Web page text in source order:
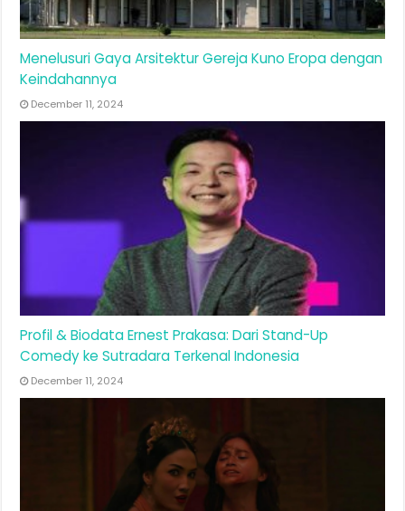
Menelusuri Gaya Arsitektur Gereja Kuno Eropa dengan
Keindahannya
December 11, 2024
Profil & Biodata Ernest Prakasa: Dari Stand-Up
Comedy ke Sutradara Terkenal Indonesia
December 11, 2024